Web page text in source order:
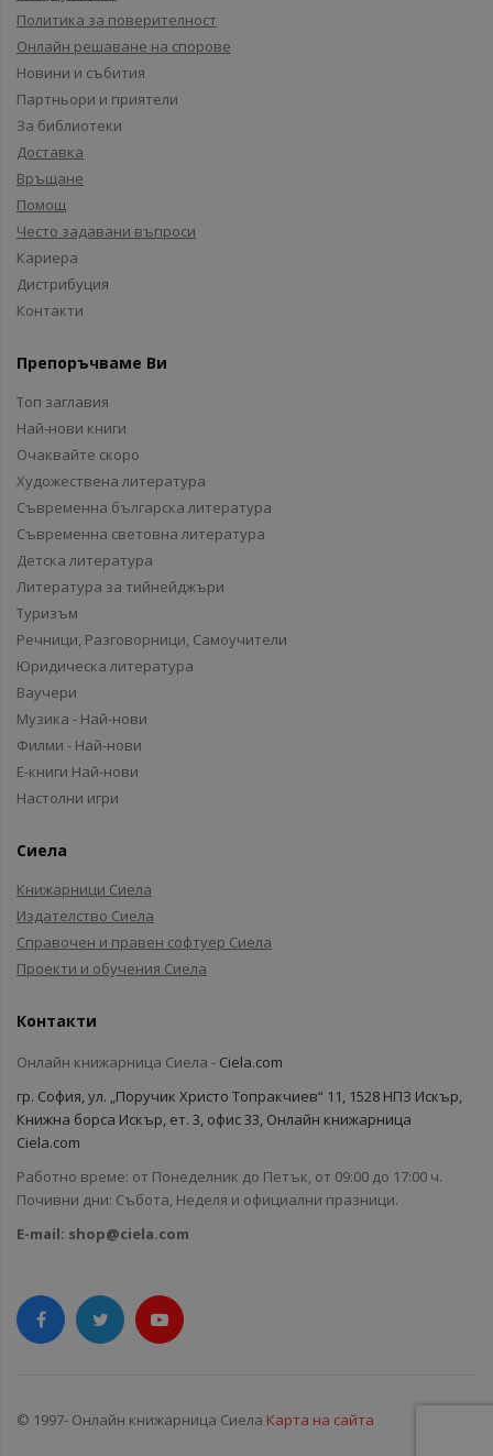
Политика за поверителност
Онлайн решаване на спорове
Новини и събития
Партньори и приятели
За библиотеки
Доставка
Връщане
Помощ
Често задавани въпроси
Кариера
Дистрибуция
Контакти
Препоръчваме Ви
Топ заглавия
Най-нови книги
Очаквайте скоро
Художествена литература
Съвременна българска литература
Съвременна световна литература
Детска литература
Литература за тийнейджъри
Туризъм
Речници, Разговорници, Самоучители
Юридическа литература
Ваучери
Музика - Най-нови
Филми - Най-нови
Е-книги Най-нови
Настолни игри
Сиела
Книжарници Сиела
Издателство Сиела
Справочен и правен софтуер Сиела
Проекти и обучения Сиела
Контакти
Онлайн книжарница Сиела - Ciela.com
гр. София, ул. „Поручик Христо Топракчиев“ 11, 1528 НПЗ Искър,
Книжна борса Искър, ет. 3, офис 33, Онлайн книжарница
Ciela.com
Работно време: от Понеделник до Петък, от 09:00 до 17:00 ч.
Почивни дни: Събота, Неделя и официални празници.
E-mail: shop@ciela.com
© 1997- Онлайн книжарница Сиела Карта на сайта